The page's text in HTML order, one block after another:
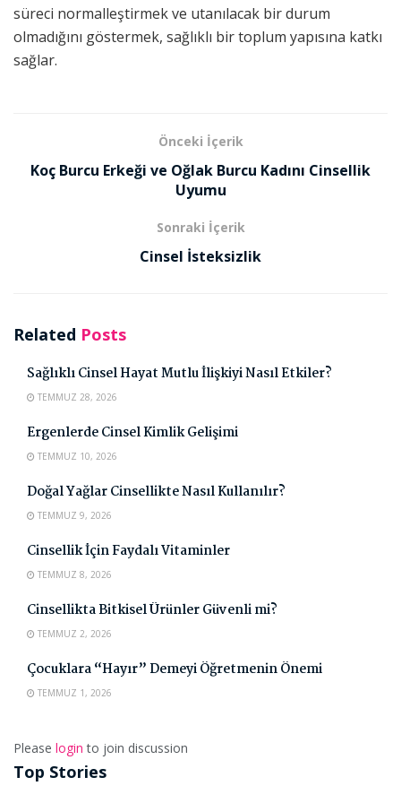
süreci normalleştirmek ve utanılacak bir durum
olmadığını göstermek, sağlıklı bir toplum yapısına katkı
sağlar.
Önceki İçerik
Koç Burcu Erkeği ve Oğlak Burcu Kadını Cinsellik
Uyumu
Sonraki İçerik
Cinsel İsteksizlik
Related Posts
Sağlıklı Cinsel Hayat Mutlu İlişkiyi Nasıl Etkiler?
TEMMUZ 28, 2026
Ergenlerde Cinsel Kimlik Gelişimi
TEMMUZ 10, 2026
Doğal Yağlar Cinsellikte Nasıl Kullanılır?
TEMMUZ 9, 2026
Cinsellik İçin Faydalı Vitaminler
TEMMUZ 8, 2026
Cinsellikta Bitkisel Ürünler Güvenli mi?
TEMMUZ 2, 2026
Çocuklara “Hayır” Demeyi Öğretmenin Önemi
TEMMUZ 1, 2026
Please login to join discussion
Top Stories